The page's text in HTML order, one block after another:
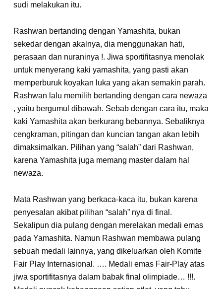
sudi melakukan itu.
Rashwan bertanding dengan Yamashita, bukan
sekedar dengan akalnya, dia menggunakan hati,
perasaan dan nuraninya !. Jiwa sportifitasnya menolak
untuk menyerang kaki yamashita, yang pasti akan
memperburuk koyakan luka yang akan semakin parah.
Rashwan lalu memilih bertanding dengan cara newaza
, yaitu bergumul dibawah. Sebab dengan cara itu, maka
kaki Yamashita akan berkurang bebannya. Sebaliknya
cengkraman, pitingan dan kuncian tangan akan lebih
dimaksimalkan. Pilihan yang “salah” dari Rashwan,
karena Yamashita juga memang master dalam hal
newaza.
Mata Rashwan yang berkaca-kaca itu, bukan karena
penyesalan akibat pilihan “salah” nya di final.
Sekalipun dia pulang dengan merelakan medali emas
pada Yamashita. Namun Rashwan membawa pulang
sebuah medali lainnya, yang dikeluarkan oleh Komite
Fair Play Internasional. …. Medali emas Fair-Play atas
jiwa sportifitasnya dalam babak final olimpiade… !!!.